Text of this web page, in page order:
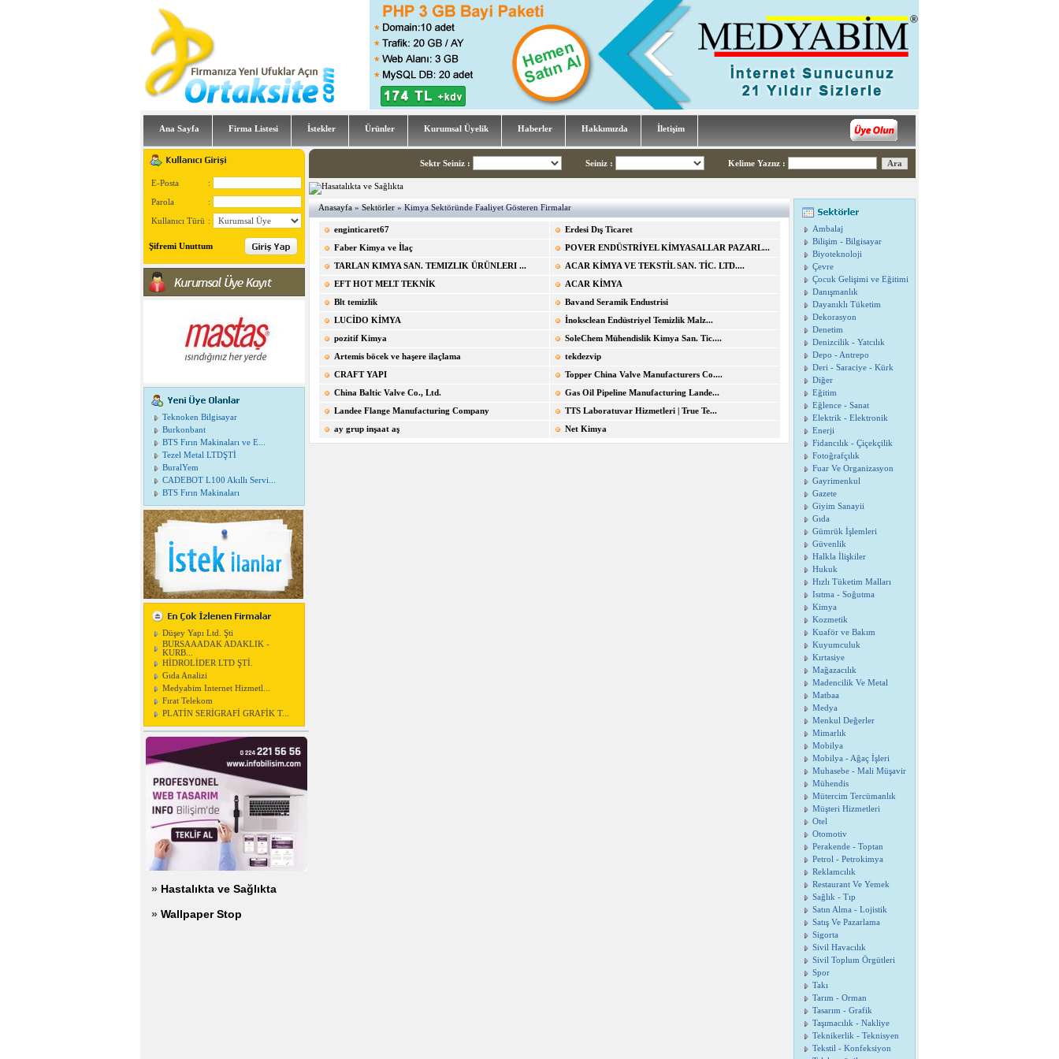
Ana Sayfa Firma Listesi İstekler Ürünler Kurumsal Üyelik Haberler Hakkımızda İletişim
E-Posta :
Parola :
Kullanıcı Türü :
Şifremi Unuttum
Teknoken Bilgisayar
Burkonbant
BTS Fırın Makinaları ve E...
Tezel Metal LTDŞTİ
BuralYem
CADEBOT L100 Akıllı Servi...
BTS Fırın Makinaları
Düşey Yapı Ltd. Şti
BURSAAADAK ADAKLIK -
KURB...
HİDROLİDER LTD ŞTİ.
Gıda Analizi
Medyabim Internet Hizmetl...
Fırat Telekom
PLATİN SERİGRAFİ GRAFİK T...
» Hastalıkta ve Sağlıkta
» Wallpaper Stop
Sektr Seiniz : Seiniz : Kelime Yaznz :
Anasayfa»Sektörler» Kimya Sektöründe Faaliyet Gösteren Firmalar
enginticaret67 Erdesi Dış Ticaret
Faber Kimya ve İlaç POVER ENDÜSTRİYEL KİMYASALLAR PAZARL...
TARLAN KIMYA SAN. TEMIZLIK ÜRÜNLERI ... ACAR KİMYA VE TEKSTİL SAN. TİC. LTD....
EFT HOT MELT TEKNİK ACAR KİMYA
Blt temizlik Bavand Seramik Endustrisi
LUCİDO KİMYA İnoksclean Endüstriyel Temizlik Malz...
pozitif Kimya SoleChem Mühendislik Kimya San. Tic....
Artemis böcek ve haşere ilaçlama tekdezvip
CRAFT YAPI Topper China Valve Manufacturers Co....
China Baltic Valve Co., Ltd. Gas Oil Pipeline Manufacturing Lande...
Landee Flange Manufacturing Company TTS Laboratuvar Hizmetleri | True Te...
ay grup inşaat aş Net Kimya
Ambalaj
Bilişim - Bilgisayar
Biyoteknoloji
Çevre
Çocuk Gelişimi ve Eğitimi
Danışmanlık
Dayanıklı Tüketim
Dekorasyon
Denetim
Denizcilik - Yatcılık
Depo - Antrepo
Deri - Saraciye - Kürk
Diğer
Eğitim
Eğlence - Sanat
Elektrik - Elektronik
Enerji
Fidancılık - Çiçekçilik
Fotoğrafçılık
Fuar Ve Organizasyon
Gayrimenkul
Gazete
Giyim Sanayii
Gıda
Gümrük İşlemleri
Güvenlik
Halkla İlişkiler
Hukuk
Hızlı Tüketim Malları
Isıtma - Soğutma
Kimya
Kozmetik
Kuaför ve Bakım
Kuyumculuk
Kırtasiye
Mağazacılık
Madencilik Ve Metal
Matbaa
Medya
Menkul Değerler
Mimarlık
Mobilya
Mobilya - Ağaç İşleri
Muhasebe - Mali Müşavir
Mühendis
Mütercim Tercümanlık
Müşteri Hizmetleri
Otel
Otomotiv
Perakende - Toptan
Petrol - Petrokimya
Reklamcılık
Restaurant Ve Yemek
Sağlık - Tıp
Satın Alma - Lojistik
Satış Ve Pazarlama
Sigorta
Sivil Havacılık
Sivil Toplum Örgütleri
Spor
Takı
Tarım - Orman
Tasarım - Grafik
Taşımacılık - Nakliye
Teknikerlik - Teknisyen
Tekstil - Konfeksiyon